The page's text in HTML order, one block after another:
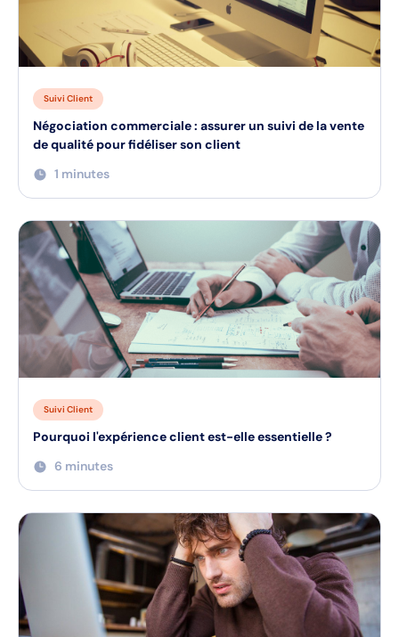
Suivi Client
Négociation commerciale : assurer un suivi de la vente
de qualité pour fidéliser son client
1 minutes
Suivi Client
Pourquoi l'expérience client est-elle essentielle ?
6 minutes